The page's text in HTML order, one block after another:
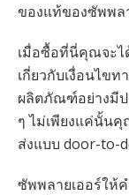
ของแท้ของซัพพล
เมื่อซื้อที่นี่คุณจะไ
เกี่ยวกับเงื่อนไข
ผลิตภัณฑ์อย่างมีป
ๆ ไม่เพียงแค่นั้น
ส่งแบบ door-to-
ซัพพลายเออร์ใ